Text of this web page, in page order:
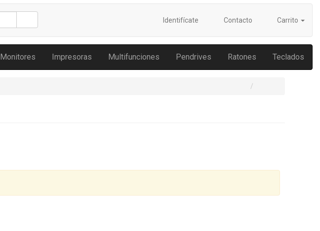
Identifícate Contacto Carrito
Monitores Impresoras Multifunciones Pendrives Ratones Teclados